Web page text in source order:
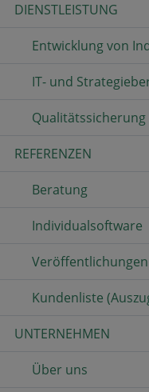
DIENSTLEISTUNG
Entwicklung von
IT- und
REFERENZEN
Beratung
Individualsoftware
Veröffentlichungen
Kundenliste
UNTERNEHMEN
Über uns